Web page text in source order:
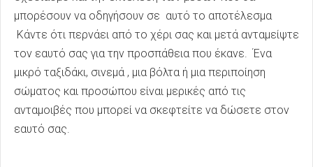
μπορέσουν να οδηγήσουν σε αυτό το αποτέλεσμα
Κάντε ότι περνάει από το χέρι σας και μετά ανταμείψτε
τον εαυτό σας για την προσπάθεια που έκανε. Ένα
μικρό ταξιδάκι, σινεμά , μια βόλτα ή μια περιποίηση
σώματος και προσώπου είναι μερικές από τις
ανταμοιβές που μπορεί να σκεφτείτε να δώσετε στον
εαυτό σας.